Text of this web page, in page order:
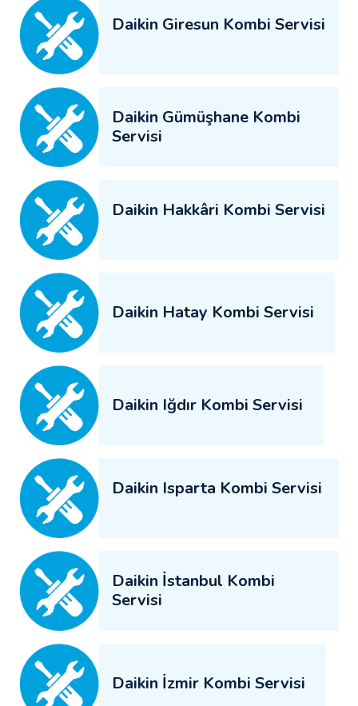
Daikin Giresun Kombi Servisi
Daikin Gümüşhane Kombi
Servisi
Daikin Hakkâri Kombi Servisi
Daikin Hatay Kombi Servisi
Daikin Iğdır Kombi Servisi
Daikin Isparta Kombi Servisi
Daikin İstanbul Kombi
Servisi
Daikin İzmir Kombi Servisi